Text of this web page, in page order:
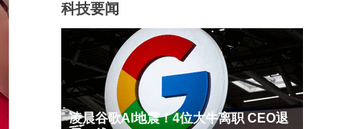
科技要闻
凌晨谷歌AI地震！4位大牛离职 CEO退